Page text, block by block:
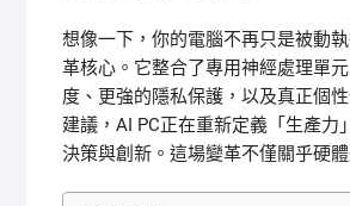
想像一下，你的電腦不再只是被動
革核心。它整合了專用神經處理單
度、更強的隱私保護，以及真正個
建議，AI PC正在重新定義「生產
決策與創新。這場變革不僅關乎硬